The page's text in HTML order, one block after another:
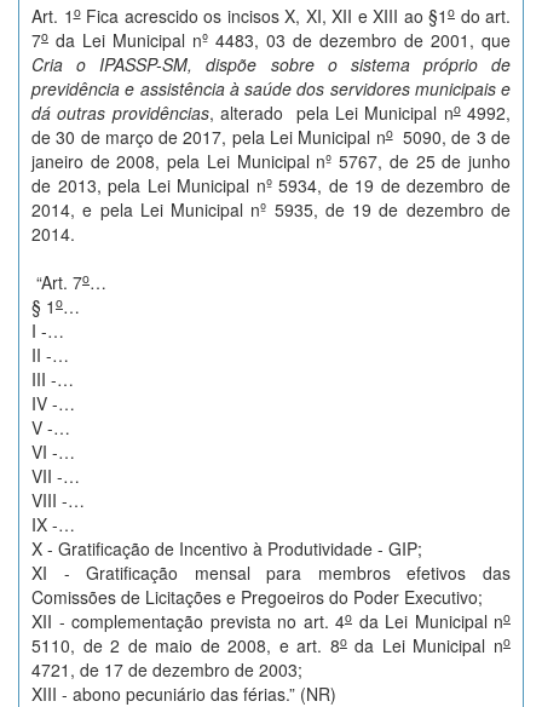
Art. 1oFica acrescido os incisos X, XI, XII e XIII ao §1 o do art.
7o da Lei Municipal nº 4483, 03 de dezembro de 2001, que
Cria o IPASSP-SM, dispõe sobre o sistema próprio de
previdência e assistência à saúde dos servidores municipais e
dá outras providências, alterado pela Lei Municipal no4992,
de 30 de março de 2017, pela Lei Municipal no5090, de 3 de
janeiro de 2008, pela Lei Municipal nº 5767, de 25 de junho
de 2013, pela Lei Municipal nº 5934, de 19 de dezembro de
2014, e pela Lei Municipal nº 5935, de 19 de dezembro de
2014.
“Art. 7o…
§ 1 o…
I -…
II -…
III -…
IV -…
V -…
VI -…
VII -…
VIII -…
IX -…
X - Gratificação de Incentivo à Produtividade - GIP;
XI - Gratificação mensal para membros efetivos das
Comissões de Licitações e Pregoeiros do Poder Executivo;
XII - complementação prevista no art. 4o da Lei Municipal no
5110, de 2 de maio de 2008, e art. 8oda Lei Municipal no
4721, de 17 de dezembro de 2003;
XIII - abono pecuniário das férias.” (NR)